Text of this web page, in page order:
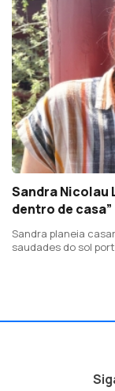
Sandra Nicolau
dentro de casa”
Sandra planeia
saudades do sol